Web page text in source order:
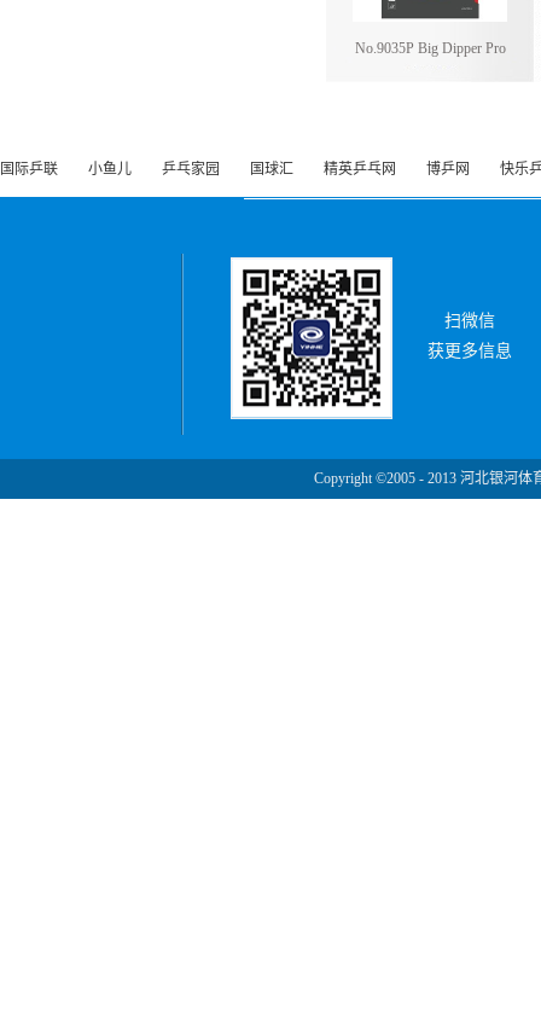
No.9035P Big Dipper Pro
国际乒联 小鱼儿 乒乓家园 国球汇 精英乒乓网 博乒网 快乐
扫微信
获更多信息
Copyright ©2005 - 2013 河北银河体